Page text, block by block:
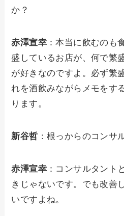
か？
赤澤宣幸 ：本当に飲むのも
盛しているお店が、何で繁
が好きなのですよ。必ず繁
れを酒飲みながらメモをす
ります。
新谷哲 ：根っからのコンサ
赤澤宣幸 ：コンサルタント
きじゃないです。でも改善
いですよね。